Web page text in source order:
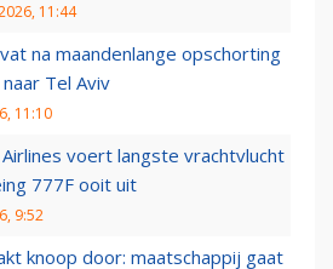
11:44
na maandenlange opschorting
Tel Aviv
11:10
voert langste vrachtvlucht
777F ooit uit
9:52
knoop door: maatschappij gaat